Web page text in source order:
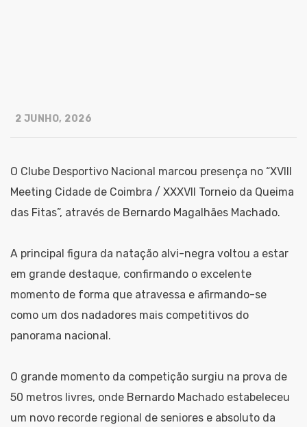
2 JUNHO, 2026
O Clube Desportivo Nacional marcou presença no “XVIII
Meeting Cidade de Coimbra / XXXVII Torneio da Queima
das Fitas”, através de Bernardo Magalhães Machado.
A principal figura da natação alvi-negra voltou a estar
em grande destaque, confirmando o excelente
momento de forma que atravessa e afirmando-se
como um dos nadadores mais competitivos do
panorama nacional.
O grande momento da competição surgiu na prova de
50 metros livres, onde Bernardo Machado estabeleceu
um novo recorde regional de seniores e absoluto da